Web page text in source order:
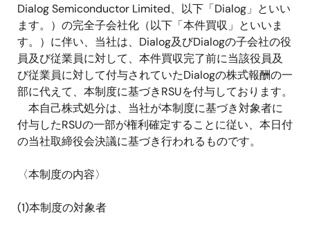
Dialog Semiconductor Limited、以下「Dialog」といい
ます。）の完全子会社化（以下「本件買収」といいま
す。）に伴い、当社は、Dialog及びDialogの子会社の役
員及び従業員に対して、本件買収完了前に当該役員及
び従業員に対して付与されていたDialogの株式報酬の一
部に代えて、本制度に基づきRSUを付与しております。
本自己株式処分は、当社が本制度に基づき対象者に
付与したRSUの一部が権利確定することに従い、本日付
の当社取締役会決議に基づき行われるものです。
〈本制度の内容〉
(1)本制度の対象者